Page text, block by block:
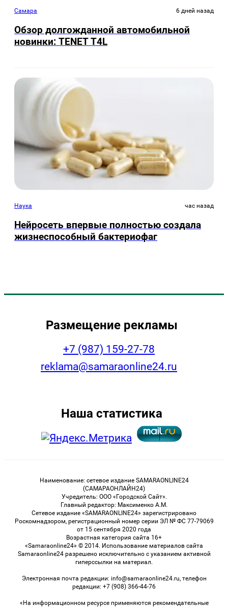
Самара 6 дней назад
Обзор долгожданной автомобильной
новинки: TENET Т4L
Наука час назад
Нейросеть впервые полностью создала
жизнеспособный бактериофаг
Размещение рекламы
+7 (987) 159-27-78
reklama@samaraonline24.ru
Наша статистика
Наименование: сетевое издание SAMARAONLINE24
(САМАРАОНЛАЙН24)
Учредитель: ООО «Городской Сайт».
Главный редактор: Максименко А.М.
Сетевое издание «SAMARAONLINE24» зарегистрировано
Роскомнадзором, регистрационный номер серии ЭЛ № ФС 77-79069
от 15 сентября 2020 года
Возрастная категория сайта 16+
«Samaraonline24» © 2014. Использование материалов сайта
Samaraonline24 разрешено исключительно с указанием активной
гиперссылки на материал.
Электронная почта редакции: info@samaraonline24.ru, телефон
редакции: +7 (908) 366-44-76
«На информационном ресурсе применяются рекомендательные